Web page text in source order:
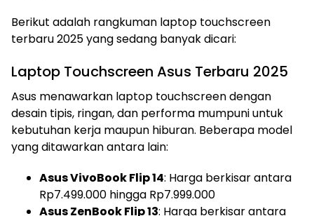
Berikut adalah rangkuman laptop touchscreen
terbaru 2025 yang sedang banyak dicari:
Laptop Touchscreen Asus Terbaru 2025
Asus menawarkan laptop touchscreen dengan
desain tipis, ringan, dan performa mumpuni untuk
kebutuhan kerja maupun hiburan. Beberapa model
yang ditawarkan antara lain:
Asus VivoBook Flip 14: Harga berkisar antara
Rp7.499.000 hingga Rp7.999.000
Asus ZenBook Flip 13: Harga berkisar antara